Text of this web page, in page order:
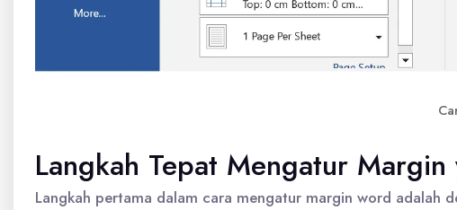
Langkah Tepat Mengatur Margin
Langkah pertama dalam cara mengatur margin word adalah